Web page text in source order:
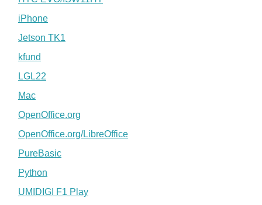
iPhone
Jetson TK1
kfund
LGL22
Mac
OpenOffice.org
OpenOffice.org/LibreOffice
PureBasic
Python
UMIDIGI F1 Play